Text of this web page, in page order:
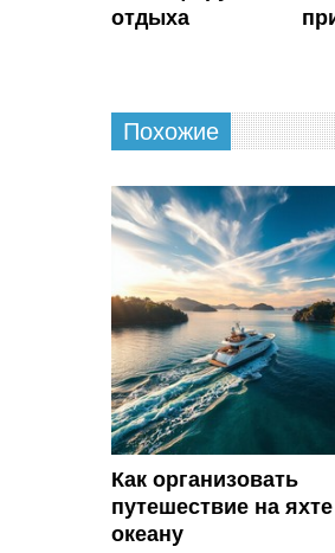
отдыха
Похожие
Как организовать
путешествие на
океану